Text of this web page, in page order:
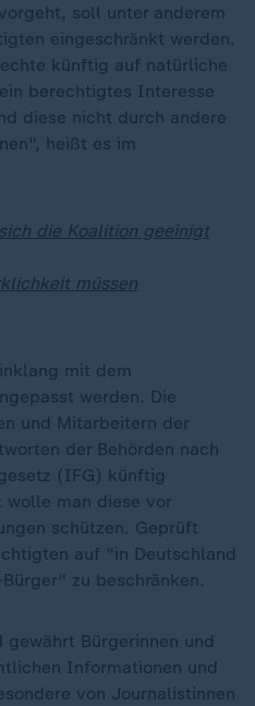
soll unter anderem
eingeschränkt werden.
künftig auf natürliche
berechtigtes Interesse
diese nicht durch andere
heißt es im
die Koalition geeinigt
müssen
mit dem
werden. Die
und Mitarbeitern der
der Behörden nach
(IFG) künftig
wolle man diese vor
schützen. Geprüft
auf "in Deutschland
zu beschränken.
Bürgerinnen und
Informationen und
von Journalistinnen